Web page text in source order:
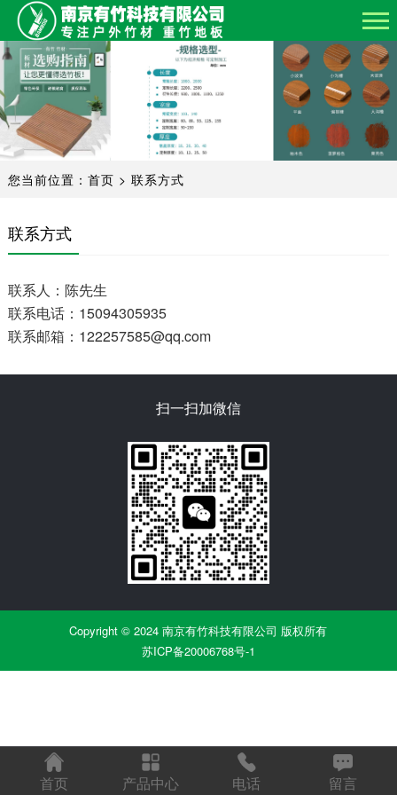
站
首
关
于
们
产
品
中
工
程
案
工
厂
示
新
资
讯
系
我
您当前位置： 首页 > 联系方式
联系方式
联系人：陈先生
联系电话：15094305935
联系邮箱：122257585@qq.com
扫一扫加微信
Copyright © 2024 南京有竹科技有限公司 版权所有
苏ICP备20006768号-1
首页 产品中心 电话 留言